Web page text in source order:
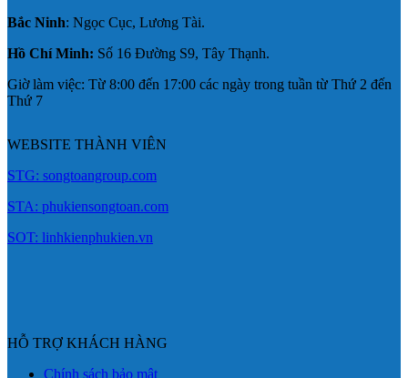
Bắc Ninh: Ngọc Cục, Lương Tài.
Hồ Chí Minh: Số 16 Đường S9, Tây Thạnh.
Giờ làm việc: Từ 8:00 đến 17:00 các ngày trong tuần từ Thứ 2 đến
Thứ 7
WEBSITE THÀNH VIÊN
STG: songtoangroup.com
STA: phukiensongtoan.com
SOT: linhkienphukien.vn
HỖ TRỢ KHÁCH HÀNG
Chính sách bảo mật